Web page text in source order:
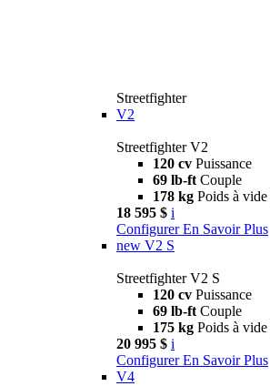
Streetfighter
V2
Streetfighter V2
120 cv Puissance
69 lb-ft Couple
178 kg Poids à
18 595 $ i
Configurer En Savoir Plus
new V2 S
Streetfighter V2 S
120 cv Puissance
69 lb-ft Couple
175 kg Poids à
20 995 $ i
Configurer En Savoir Plus
V4